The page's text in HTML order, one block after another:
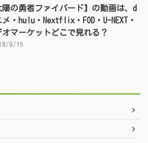
陽の勇者ファイバード】の動画は、d
メ・hulu・Nextflix・FOD・U-NEXT・
オマーケットどこで見れる？
9/15